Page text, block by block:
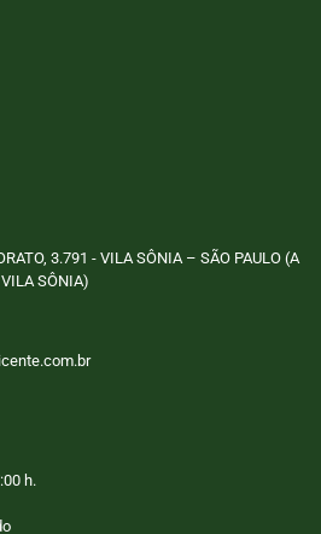
3.791 - VILA SÔNIA – SÃO PAULO (A
SÔNIA)
h.